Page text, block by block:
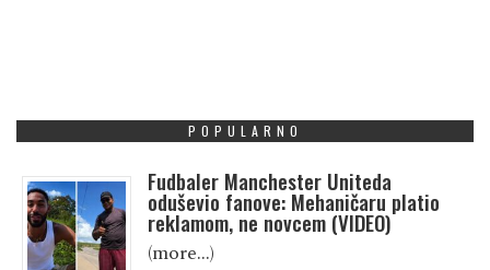
POPULARNO
Fudbaler Manchester Uniteda
oduševio fanove: Mehaničaru platio
reklamom, ne novcem (VIDEO)
(more…)